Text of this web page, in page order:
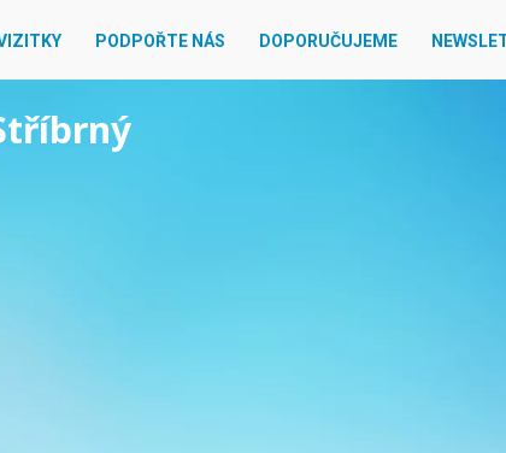
PODPOŘTE NÁS DOPORUČUJEME